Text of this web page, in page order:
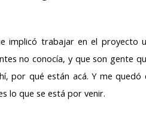
implicó trabajar en el proyecto
no conocía, y que son gente
por qué están acá. Y me quedó
lo que se está por venir.